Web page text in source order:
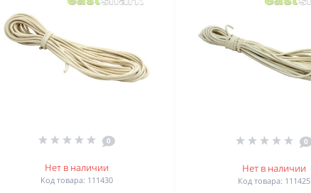
0
Нет в наличии
Код товара: 111430
0
Нет в наличии
Код товара: 111425